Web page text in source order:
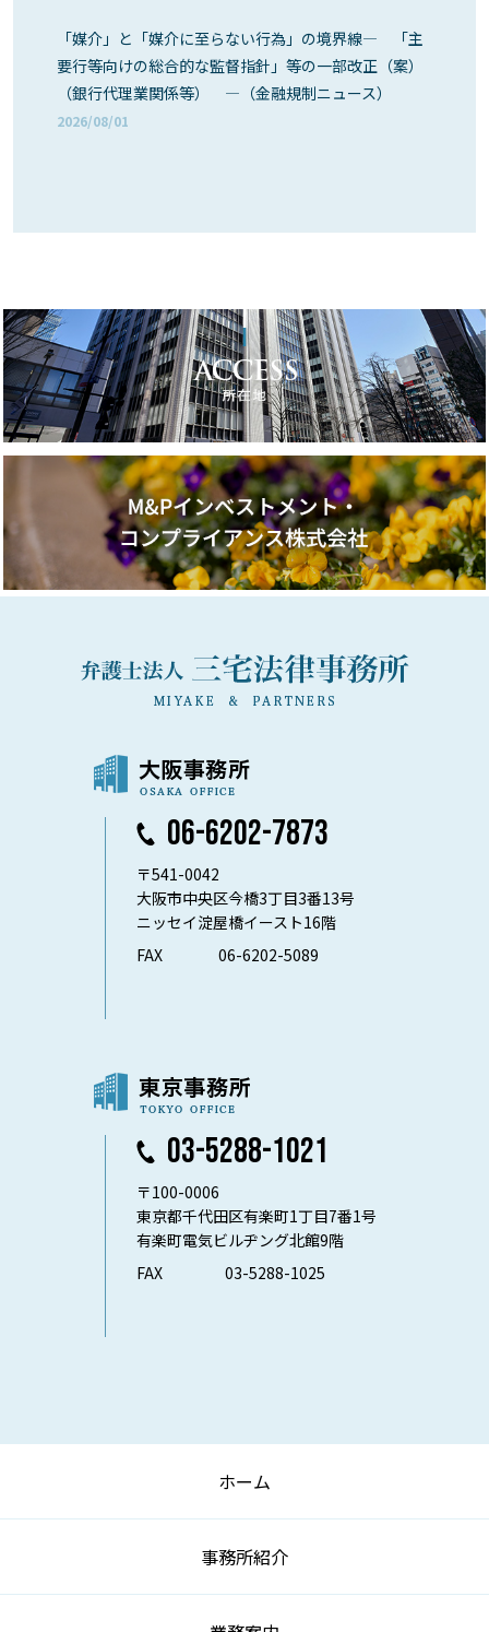
「媒介」と「媒介に至らない行為」の境界線― 「主
要行等向けの総合的な監督指針」等の一部改正（案）
（銀行代理業関係等） ―（金融規制ニュース）
2026/08/01
06-6202-7873
〒541-0042
大阪市中央区今橋3丁目3番13号
ニッセイ淀屋橋イースト16階
FAX
06-6202-5089
03-5288-1021
〒100-0006
東京都千代田区有楽町1丁目7番1号
有楽町電気ビルヂング北館9階
FAX
03-5288-1025
ホーム
事務所紹介